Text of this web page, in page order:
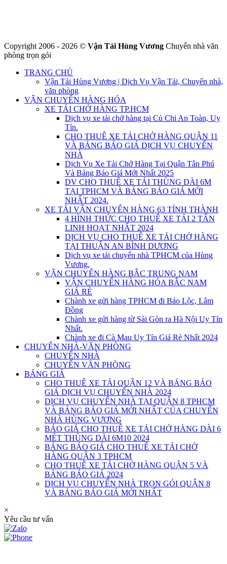
Copyright 2006 - 2026 © Vận Tải Hùng Vương Chuyển nhà văn
phòng trọn gói
TRANG CHỦ
Vận Tải Hùng Vương | Dịch Vụ Vận Tải, Chuyển nhà,
văn phòng
VẬN CHUYỂN HÀNG HÓA
XE TẢI CHỞ HÀNG TP.HCM
Dịch vụ xe tải chở hàng tại Củ Chi An Toàn, Uy
Tín.
CHO THUÊ XE TẢI CHỞ HÀNG QUẬN 11
VÀ BẢNG BÁO GIÁ DỊCH VỤ CHUYỂN
NHÀ
Dịch Vụ Xe Tải Chở Hàng Tại Quận Tân Phú
Và Bảng Báo Giá Mới Nhất 2025
DV CHO THUÊ XE TẢI THÙNG DÀI 6M
TẠI TPHCM VÀ BẢNG BÁO GIÁ MỚI
NHẤT 2024.
XE TẢI VẬN CHUYỂN HÀNG 63 TỈNH THÀNH
4 HÌNH THỨC CHO THUÊ XE TẢI 2 TẤN
LINH HOẠT NHẤT 2024
DỊCH VỤ CHO THUÊ XE TẢI CHỞ HÀNG
TẠI THUẬN AN BÌNH DƯƠNG
Dịch vụ xe tải chuyển nhà TPHCM của Hùng
Vương.
VẬN CHUYỂN HÀNG BẮC TRUNG NAM
VẬN CHUYỂN HÀNG HÓA BẮC NAM
GIÁ RẺ
Chành xe gửi hàng TPHCM đi Bảo Lộc, Lâm
Đồng
Chành xe gửi hàng từ Sài Gòn ra Hà Nội Uy Tín
Nhất.
Chành xe đi Cà Mau Uy Tín Giá Rẻ Nhất 2024
CHUYỂN NHÀ-VĂN PHÒNG
CHUYỂN NHÀ
CHUYỂN VĂN PHÒNG
BẢNG GIÁ
CHO THUÊ XE TẢI QUẬN 12 VÀ BẢNG BÁO
GIÁ DỊCH VỤ CHUYỂN NHÀ 2024
DỊCH VỤ CHUYỂN NHÀ TẠI QUẬN 8 TPHCM
VÀ BẢNG BÁO GIÁ MỚI NHẤT CỦA CHUYỂN
NHÀ HÙNG VƯƠNG
BÁO GIÁ CHO THUÊ XE TẢI CHỞ HÀNG DÀI 6
MÉT THÙNG DÀI 6M10 2024
BẢNG BÁO GIÁ CHO THUÊ XE TẢI CHỞ
HÀNG QUẬN 3 TPHCM
CHO THUÊ XE TẢI CHỞ HÀNG QUẬN 5 VÀ
BẢNG BÁO GIÁ 2024
DỊCH VỤ CHUYỂN NHÀ TRỌN GÓI QUẬN 8
VÀ BẢNG BÁO GIÁ MỚI NHẤT
×
Yêu cầu tư vấn